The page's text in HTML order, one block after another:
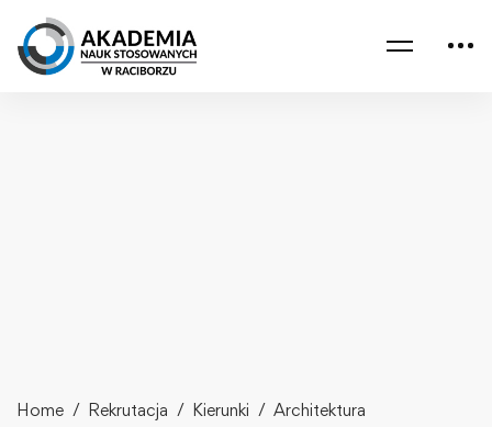
Home Rekrutacja Kierunki Architektura